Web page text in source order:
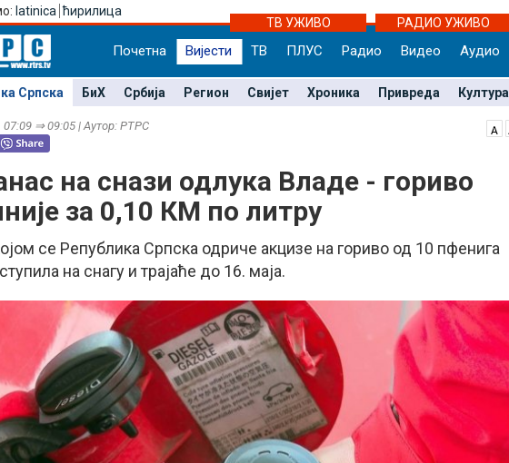
latinica ћирилица
ТВ УЖИВО
РАДИО УЖИВО
Почетна Вијести ТВ ПЛУС Радио Видео Аудио
Српска БиХ Србија Регион Свијет Хроника Привреда Култура
⇒ 09:05 | Аутор: РТРС
на снази одлука Владе - гориво
за 0,10 КМ по литру
се Република Српска одриче акцизе на гориво од 10 пфенига
на снагу и трајаће до 16. маја.